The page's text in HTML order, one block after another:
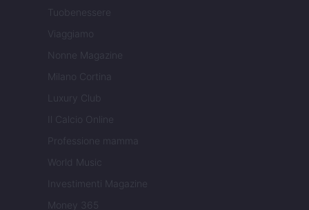
Tuobenessere
Viaggiamo
Nonne Magazine
Milano Cortina
Luxury Club
Il Calcio Online
Professione mamma
World Music
Investimenti Magazine
Money 365